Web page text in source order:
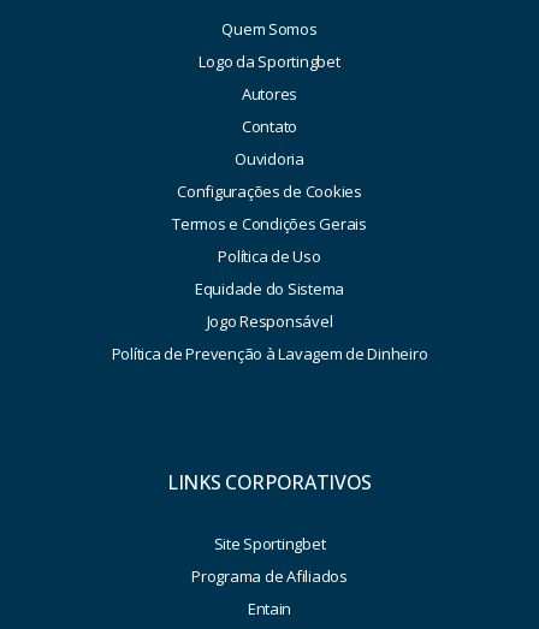
Quem Somos
Logo da Sportingbet
Autores
Contato
Ouvidoria
Configurações de Cookies
Termos e Condições Gerais
Política de Uso
Equidade do Sistema
Jogo Responsável
Política de Prevenção à Lavagem de Dinheiro
LINKS CORPORATIVOS
Site Sportingbet
Programa de Afiliados
Entain